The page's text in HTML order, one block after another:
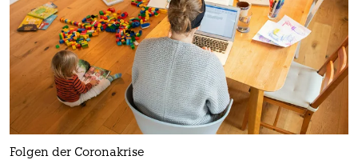
Folgen der Coronakrise